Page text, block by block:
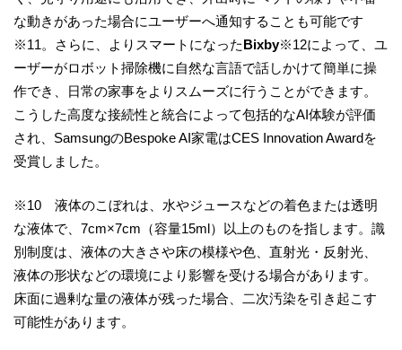
な動きがあった場合にユーザーへ通知することも可能です
※11。さらに、よりスマートになったBixby※12によって、ユ
ーザーがロボット掃除機に自然な言語で話しかけて簡単に操
作でき、日常の家事をよりスムーズに行うことができます。
こうした高度な接続性と統合によって包括的なAI体験が評価
され、SamsungのBespoke AI家電はCES Innovation Awardを
受賞しました。
※10 液体のこぼれは、水やジュースなどの着色または透明
な液体で、7cm×7cm（容量15ml）以上のものを指します。識
別制度は、液体の大きさや床の模様や色、直射光・反射光、
液体の形状などの環境により影響を受ける場合があります。
床面に過剰な量の液体が残った場合、二次汚染を引き起こす
可能性があります。